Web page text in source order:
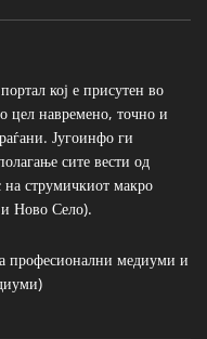
кој е присутен во
цел навремено, точно и
Југоинфо ги
сите вести од
на струмичкиот макро
Ново Село).
професионални медиуми и